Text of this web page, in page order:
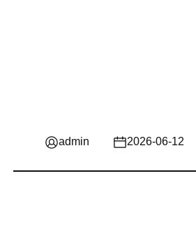
admin 2026-06-12